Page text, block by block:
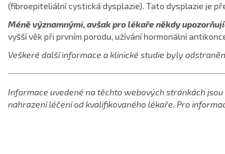
(fibroepiteliální cystická dysplazie). Tato dysplazie je
Méně významnými, avšak pro lékaře někdy
vyšší věk při prvním porodu, užívání hormonální
Veškeré další informace a klinické studie byly
Informace uvedené na těchto webových stránkách
nahrazení léčení od kvalifikovaného lékaře. Pro